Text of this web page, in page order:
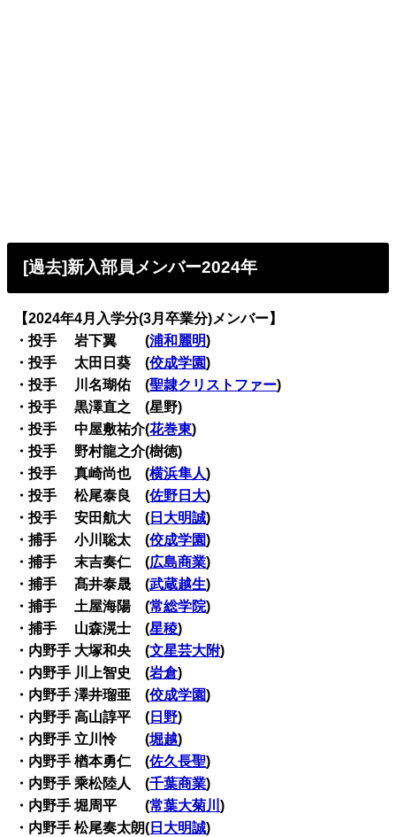
[過去]新入部員メンバー2024年
【2024年4月入学分(3月卒業分)メンバー】
・投手 岩下翼 (浦和麗明)
・投手 太田日葵 (佼成学園)
・投手 川名瑚佑 (聖隷クリストファー)
・投手 黒澤直之 (星野)
・投手 中屋敷祐介(花巻東)
・投手 野村龍之介(樹徳)
・投手 真崎尚也 (横浜隼人)
・投手 松尾泰良 (佐野日大)
・投手 安田航大 ( 日大明誠)
・捕手 小川聡太 (佼成学園)
・捕手 末吉奏仁 (広島商業)
・捕手 髙井泰晟 (武蔵越生)
・捕手 土屋海陽 (常総学院)
・捕手 山森滉士 (星稜)
・内野手 大塚和央 (文星芸大附)
・内野手 川上智史 (岩倉)
・内野手 澤井瑠亜 (佼成学園)
・内野手 高山諄平 ( 日野)
・内野手 立川怜 (堀越)
・内野手 楢本勇仁 (佐久長聖)
・内野手 乘松陸人 (千葉商業)
・内野手 堀周平 (常葉大菊川)
・内野手 松尾奏太朗( 日大明誠)